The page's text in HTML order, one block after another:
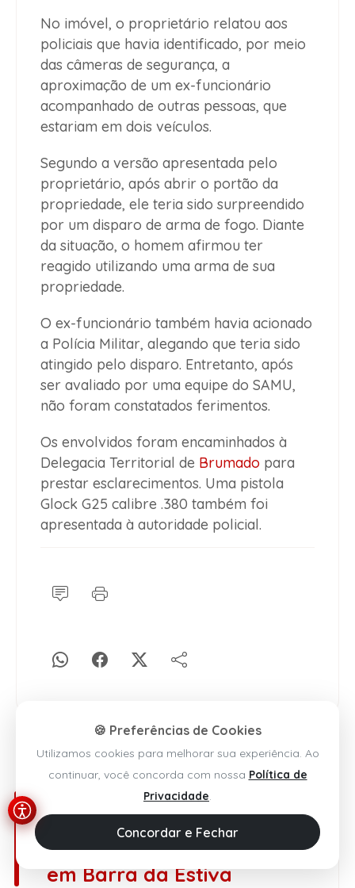
No imóvel, o proprietário relatou aos
policiais que havia identificado, por meio
das câmeras de segurança, a
aproximação de um ex-funcionário
acompanhado de outras pessoas, que
estariam em dois veículos.
Segundo a versão apresentada pelo
proprietário, após abrir o portão da
propriedade, ele teria sido surpreendido
por um disparo de arma de fogo. Diante
da situação, o homem afirmou ter
reagido utilizando uma arma de sua
propriedade.
O ex-funcionário também havia acionado
a Polícia Militar, alegando que teria sido
atingido pelo disparo. Entretanto, após
ser avaliado por uma equipe do SAMU,
não foram constatados ferimentos.
Os envolvidos foram encaminhados à
Delegacia Territorial de Brumado para
prestar esclarecimentos. Uma pistola
Glock G25 calibre .380 também foi
apresentada à autoridade policial.
Barra da Estiva
Primeiro dia do Concurso
Cultural “O Brilho da Terra
do Café” emociona público
em Barra da Estiva
🍪 Preferências de Cookies
Utilizamos cookies para melhorar sua experiência. Ao
continuar, você concorda com nossa Política de
Privacidade.
Concordar e Fechar